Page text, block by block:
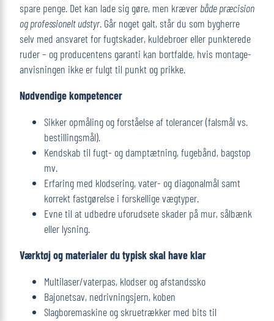
spare penge. Det kan lade sig gøre, men kræver både præcision
og professionelt udstyr. Går noget galt, står du som bygherre
selv med ansvaret for fugtskader, kuldebroer eller punkterede
ruder – og producentens garanti kan bortfalde, hvis montage­
anvisningen ikke er fulgt til punkt og prikke.
Nødvendige kompetencer
Sikker opmåling og forståelse af tolerancer (falsmål vs.
bestillingsmål).
Kendskab til fugt- og damptætning, fugebånd, bagstop
mv.
Erfaring med klodsering, vater- og diagonalmål samt
korrekt fastgørelse i forskellige vægtyper.
Evne til at udbedre uforudsete skader på mur, sålbænk
eller lysning.
Værktøj og materialer du typisk skal have klar
Multilaser/vaterpas, klodser og afstandssko
Bajonetsav, nedrivningsjern, koben
Slagboremaskine og skruetrækker med bits til